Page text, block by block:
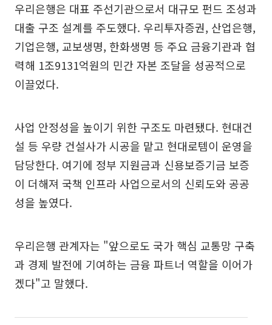
우리은행은 대표 주선기관으로서 대규모 펀드 조성과
대출 구조 설계를 주도했다. 우리투자증권, 산업은행,
기업은행, 교보생명, 한화생명 등 주요 금융기관과 협
력해 1조9131억원의 민간 자본 조달을 성공적으로
이끌었다.
사업 안정성을 높이기 위한 구조도 마련됐다. 현대건
설 등 우량 건설사가 시공을 맡고 현대로템이 운영을
담당한다. 여기에 정부 지원금과 신용보증기금 보증
이 더해져 국책 인프라 사업으로서의 신뢰도와 공공
성을 높였다.
우리은행 관계자는 "앞으로도 국가 핵심 교통망 구축
과 경제 발전에 기여하는 금융 파트너 역할을 이어가
겠다"고 말했다.